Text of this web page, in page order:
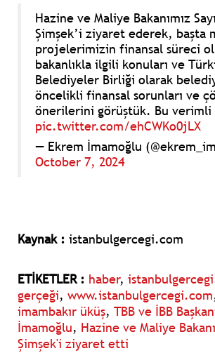
Hazine ve Maliye Bakanımız
Şimşek’i ziyaret ederek, başta
projelerimizin finansal süreci
bakanlıkla ilgili konuları ve
Belediyeler Birliği olarak
öncelikli finansal sorunları ve
önerilerini görüştük. Bu verimli
pic.twitter.com/ehCWKo0jLX
— Ekrem İmamoğlu
October 7, 2024
Kaynak : istanbulgercegi.com
ETİKETLER : haber,
gerçeği, www.istanbulgercegi.com
imambakır üküş, TBB ve İBB
İmamoğlu, Hazine ve Maliye
Şimşek'i ziyaret etti